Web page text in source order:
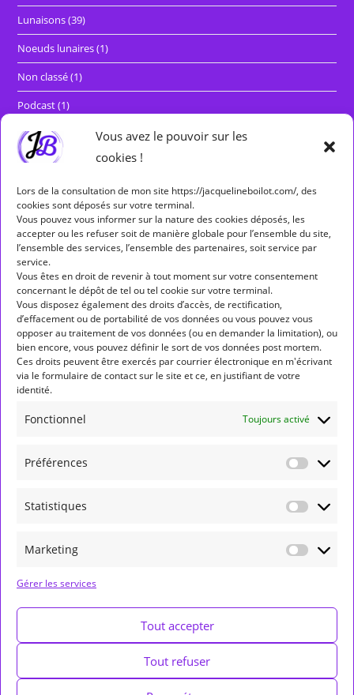
Vous avez le pouvoir sur les
cookies !
Lors de la consultation de mon site https://jacquelineboilot.com/, des
cookies sont déposés sur votre terminal.
Vous pouvez vous informer sur la nature des cookies déposés, les
accepter ou les refuser soit de manière globale pour l’ensemble du site,
l’ensemble des services, l’ensemble des partenaires, soit service par
service.
Vous êtes en droit de revenir à tout moment sur votre consentement
concernant le dépôt de tel ou tel cookie sur votre terminal.
Vous disposez également des droits d’accès, de rectification,
d’effacement ou de portabilité de vos données ou vous pouvez vous
opposer au traitement de vos données (ou en demander la limitation), ou
bien encore, vous pouvez définir le sort de vos données post mortem.
Ces droits peuvent être exercés par courrier électronique en m'écrivant
via le formulaire de contact sur le site et ce, en justifiant de votre
identité.
Fonctionnel Toujours activé
Préférences
Statistiques
Marketing
Gérer les services
Tout accepter
Tout refuser
Lunaisons(39)
Noeuds lunaires(1)
Non classé(1)
Podcast(1)
Rétrogradations et marches directes(29)
Séminaires
Étiquettes
ALLÔ ALLÔ MERCURE ASPECT ASPECTS
ASTROLOGIE ASTROLOGIE HUMANISTE
ASTROLOGIE MONDIALE ASTÉROÏDES BALANCE
BÉLIER CANCER CAPRICORNE CARRÉ
CONJONCTION ENTRÉE DE PLANÈTE EN SIGNE
FORMATION JUNON
LUNAISON
OPPOSITION POISSONS
SÉMINAIRE
VERSEAU
Contact Mentions légales CGU
CGV